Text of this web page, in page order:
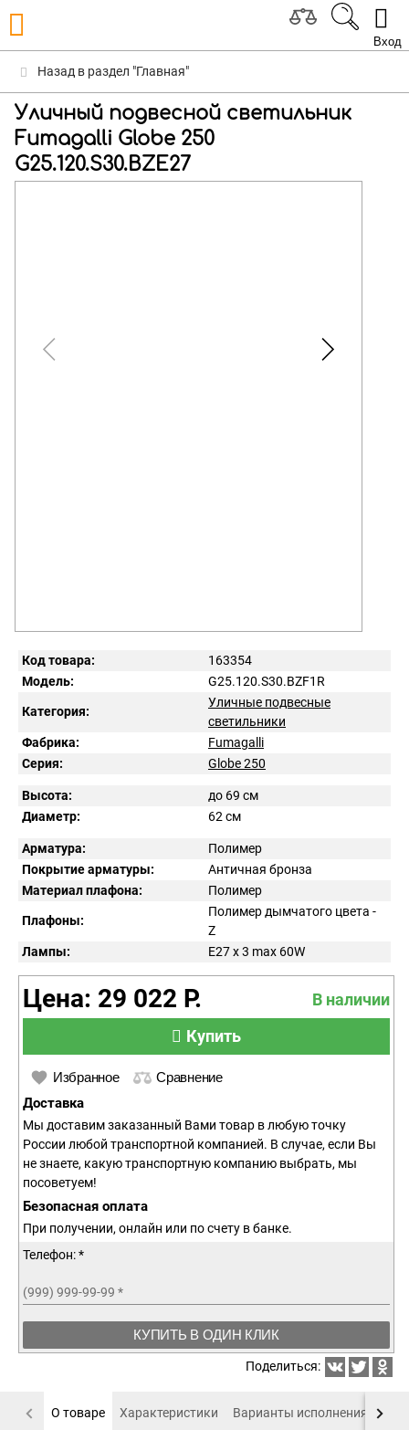
Вход
Назад в раздел "Главная"
Уличный подвесной светильник
Fumagalli Globe 250
G25.120.S30.BZE27
Код товара:
163354
Модель:
G25.120.S30.BZF1R
Категория:
Уличные подвесные
светильники
Фабрика:
Fumagalli
Серия:
Globe 250
Высота:
до 69 см
Диаметр:
62 см
Арматура:
Полимер
Покрытие арматуры:
Античная бронза
Материал плафона:
Полимер
Плафоны:
Полимер дымчатого цвета -
Z
Лампы:
E27 x 3 max 60W
Цена: 29 022 Р.
В наличии
Купить
Избранное Сравнение
Доставка
Мы доставим заказанный Вами товар в любую точку
России любой транспортной компанией. В случае, если Вы
не знаете, какую транспортную компанию выбрать, мы
посоветуем!
Безопасная оплата
При получении, онлайн или по счету в банке.
Телефон: *
(999) 999-99-99 *
КУПИТЬ В ОДИН КЛИК
Поделиться:
О товаре Характеристики Варианты исполнения